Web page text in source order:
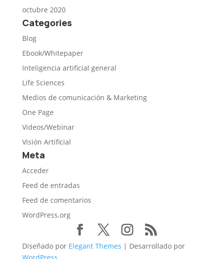
octubre 2020
Categories
Blog
Ebook/Whitepaper
Inteligencia artificial general
Life Sciences
Medios de comunicación & Marketing
One Page
Videos/Webinar
Visión Artificial
Meta
Acceder
Feed de entradas
Feed de comentarios
WordPress.org
Diseñado por Elegant Themes | Desarrollado por
WordPress